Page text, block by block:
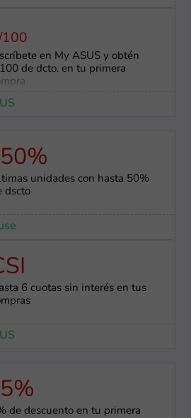
100
en My ASUS y obtén
de dcto. en tu primera
unidades con hasta 50%
dscto
6 cuotas sin interés en tus
de descuento en tu primera